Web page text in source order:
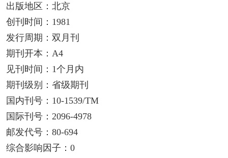
出版地区：北京
创刊时间：1981
发行周期：双月刊
期刊开本：A4
见刊时间：1个月内
期刊级别：省级期刊
国内刊号：10-1539/TM
国际刊号：2096-4978
邮发代号：80-694
综合影响因子：0